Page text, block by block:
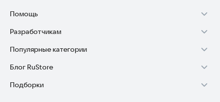
Помощь
Установка RuStore на TV
Установка RuStore на телефон
Установка RuStore в машину
Помощь пользователям RuStore
Разработчикам
Зарабатывать с RuStore
Стать разработчиком
Доступ к RuStore Консоль
Популярные категории
Игры для Android
Приложения банков
Блог RuStore
Обзоры игр для Android 2025
Подборки